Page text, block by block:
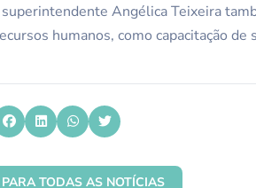
superintendente Angélica Teixeira
humanos, como capacitação
TODAS AS NOTÍCIAS